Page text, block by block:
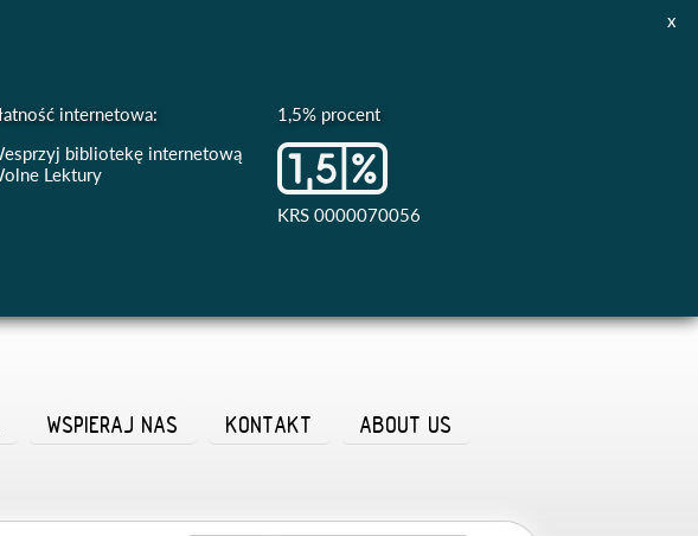
internetowa:
bibliotekę internetową
Lektury
1,5% procent
KRS 0000070056
x
ABOUT US
KONTAKT
WSPIERAJ NAS